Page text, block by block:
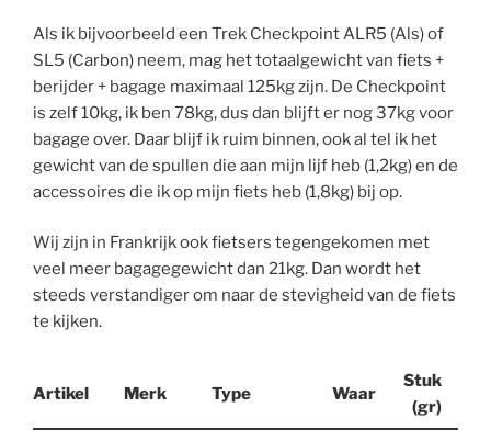
Als ik bijvoorbeeld een Trek Checkpoint ALR5 (Als) of
SL5 (Carbon) neem, mag het totaalgewicht van fiets +
berijder + bagage maximaal 125kg zijn. De Checkpoint
is zelf 10kg, ik ben 78kg, dus dan blijft er nog 37kg voor
bagage over. Daar blijf ik ruim binnen, ook al tel ik het
gewicht van de spullen die aan mijn lijf heb (1,2kg) en de
accessoires die ik op mijn fiets heb (1,8kg) bij op.
Wij zijn in Frankrijk ook fietsers tegengekomen met
veel meer bagagegewicht dan 21kg. Dan wordt het
steeds verstandiger om naar de stevigheid van de fiets
te kijken.
Artikel Merk Type Waar
Stuk
(gr)